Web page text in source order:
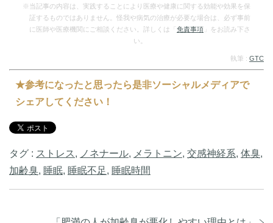
※当記事の内容は、実践することにより医療や健康に関する効能や効果を保
証するものではありません。怪我や病気の治療が必要な場合は、必ず事前
に医師や医療機関にご相談ください。詳しくは「 免責事項 」をお読み下さ
い。
執筆 : GTC
★参考になったと思ったら是非ソーシャルメディアで
シェアしてください！
タグ : ストレス , ノネナール, メラトニン, 交感神経系, 体臭,
加齢臭, 睡眠, 睡眠不足, 睡眠時間